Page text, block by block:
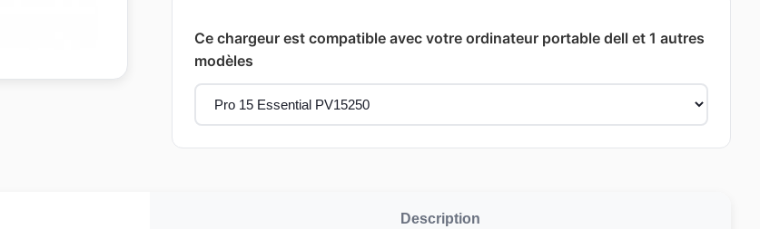
Ce chargeur est compatible avec votre ordinateur portable dell et 1 autres
modèles
Description